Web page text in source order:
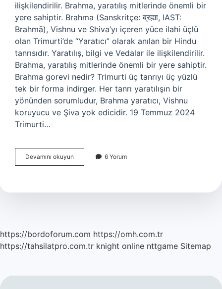
ilişkilendirilir. Brahma, yaratılış mitlerinde önemli bir
yere sahiptir. Brahma (Sanskritçe: ब्रह्मा, IAST:
Brahmā), Vishnu ve Shiva’yı içeren yüce ilahi üçlü
olan Trimurti’de “Yaratıcı” olarak anılan bir Hindu
tanrısıdır. Yaratılış, bilgi ve Vedalar ile ilişkilendirilir.
Brahma, yaratılış mitlerinde önemli bir yere sahiptir.
Brahma gorevi nedir? Trimurti üç tanrıyı üç yüzlü
tek bir forma indirger. Her tanrı yaratılışın bir
yönünden sorumludur, Brahma yaratıcı, Vishnu
koruyucu ve Şiva yok edicidir. 19 Temmuz 2024
Trimurti…
Devamını okuyun
Koruyucu
6 Yorum
https://bordoforum.com https://omh.com.tr
https://tahsilatpro.com.tr knight online nttgame Sitemap